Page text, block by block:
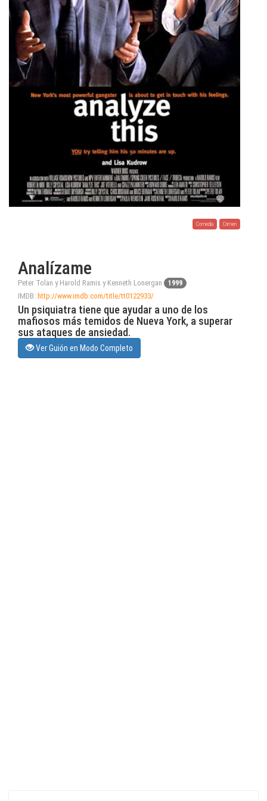
Comedia Crimen
Analízame
Peter Tolan y Harold Ramis y Kenneth Lonergan 1999
IMDB: http://www.imdb.com/title/tt0122933/
Un psiquiatra tiene que ayudar a uno de los
mafiosos más temidos de Nueva York, a superar
sus ataques de ansiedad.
Ver Guión en Modo Completo